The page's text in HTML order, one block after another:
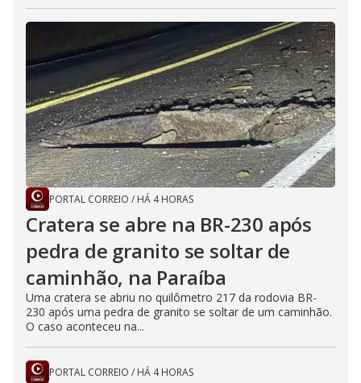
PORTAL CORREIO / HÁ 4 HORAS
Cratera se abre na BR-230 após
pedra de granito se soltar de
caminhão, na Paraíba
Uma cratera se abriu no quilômetro 217 da rodovia BR-
230 após uma pedra de granito se soltar de um caminhão.
O caso aconteceu na...
PORTAL CORREIO / HÁ 4 HORAS